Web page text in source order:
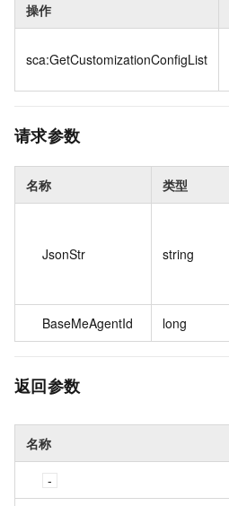
操作
sca:GetCustomizationConfigList
请求参数
名称 类型
JsonStr string
BaseMeAgentId long
返回参数
名称